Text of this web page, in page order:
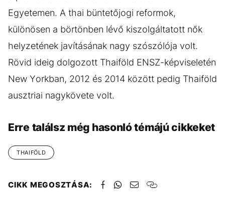
Egyetemen. A thai büntetőjogi reformok,
különösen a börtönben lévő kiszolgáltatott nők
helyzetének javításának nagy szószólója volt.
Rövid ideig dolgozott Thaiföld ENSZ-képviseletén
New Yorkban, 2012 és 2014 között pedig Thaiföld
ausztriai nagykövete volt.
Erre találsz még hasonló témájú cikkeket
THAIFÖLD
CIKK MEGOSZTÁSA: